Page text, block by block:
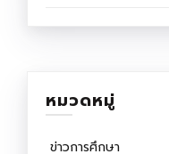
หมวดหมู่
ข่าวการศึกษา